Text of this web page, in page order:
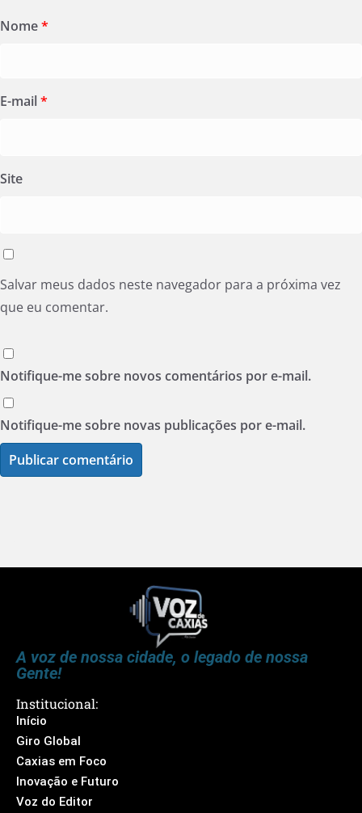
Nome*
E-mail*
Site
Salvar meus dados neste navegador para a próxima vez
que eu comentar.
Notifique-me sobre novos comentários por e-mail.
Notifique-me sobre novas publicações por e-mail.
A voz de nossa cidade, o legado de nossa
Gente!
Institucional:
Início
Giro Global
Caxias em Foco
Inovação e Futuro
Voz do Editor